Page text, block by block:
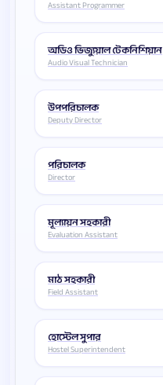
Assistant Programmer
অডিও ভিজ্যুয়াল টেকনিশিয়ান
Audio Visual Technician
উপপরিচালক
Deputy Director
পরিচালক
Director
মূল্যায়ন সহকারী
Evaluation Assistant
মাঠ সহকারী
Field Assistant
হোস্টেল সুপার
Hostel Superintendent